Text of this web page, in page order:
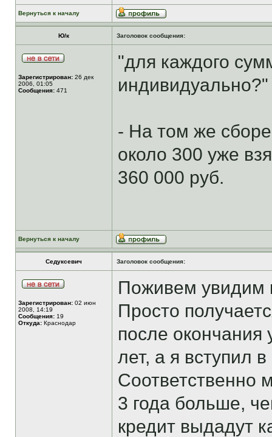
Вернуться к началу
Ю/к Заголовок сообщения:
Зарегистрирован: 26 дек
2006, 01:05
Сообщения: 471
"для каждого
индивидуально?"
- На том же
около 300 уже
360 000 руб.
Вернуться к началу
Седуксевич Заголовок сообщения:
Зарегистрирован: 02 июн
2008, 14:19
Сообщения: 19
Откуда: Краснодар
Поживем увидим
Просто
после окончания
лет, а я вступил
Соответственно
3 года больше,
кредит выдадут